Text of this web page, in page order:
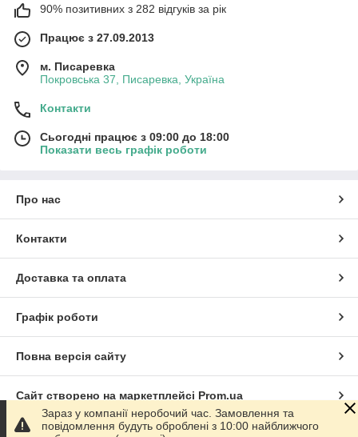
90% позитивних з 282 відгуків за рік
Працює з 27.09.2013
м. Писаревка
Покровська 37, Писаревка, Україна
Контакти
Сьогодні працює з 09:00 до 18:00
Показати весь графік роботи
Про нас
Контакти
Доставка та оплата
Графік роботи
Повна версія сайту
Сайт створено на маркетплейсі Prom.ua
Зараз у компанії неробочий час. Замовлення та
повідомлення будуть оброблені з 10:00 найближчого